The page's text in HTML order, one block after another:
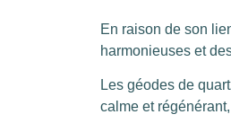
En raison de son
harmonieuses et
Les géodes de
calme et